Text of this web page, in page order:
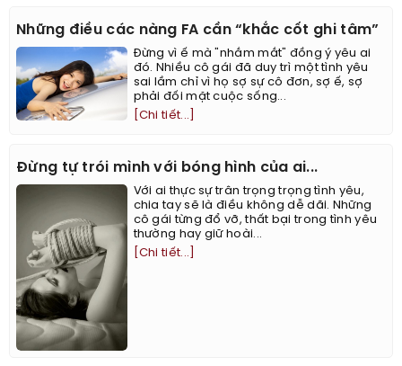
Những điều các nàng FA cần “khắc cốt ghi tâm”
Đừng vì ế mà "nhắm mắt" đồng ý yêu ai
đó. Nhiều cô gái đã duy trì một tình yêu
sai lầm chỉ vì họ sợ sự cô đơn, sợ ế, sợ
phải đối mặt cuộc sống...
[Chi tiết...]
Đừng tự trói mình với bóng hình của ai...
Với ai thực sự trân trọng trọng tình yêu,
chia tay sẽ là điều không dễ dãi. Những
cô gái từng đổ vỡ, thất bại trong tình yêu
thường hay giữ hoài...
[Chi tiết...]